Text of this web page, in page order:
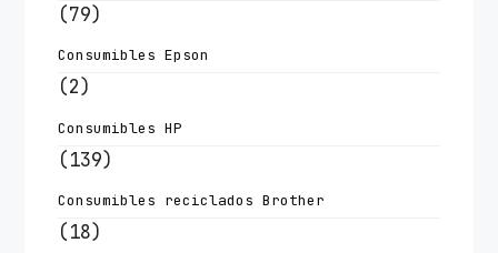
(79)
Consumibles Epson
(2)
Consumibles HP
(139)
Consumibles reciclados Brother
(18)